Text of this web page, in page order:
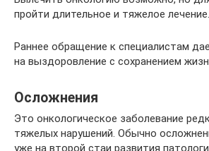
пройти длительное и тяжелое лечение.
Раннее обращение к специалистам
на выздоровление с сохранением
Осложнения
Это онкологическое заболевание
тяжелых нарушений. Обычно
уже на второй стаи развития